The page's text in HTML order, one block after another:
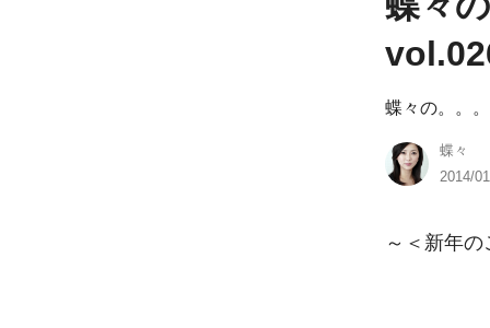
蝶々の。。
蝶々
2014/
～＜新年